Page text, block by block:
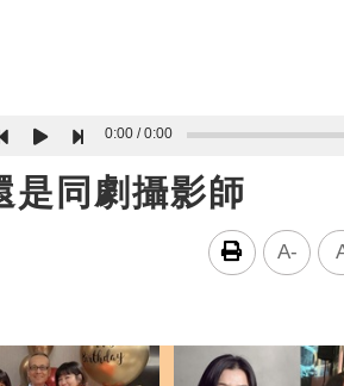
0:00 0:00
同劇攝影師
A-